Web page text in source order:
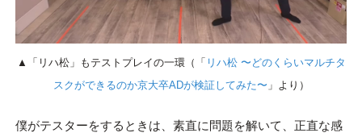
▲「リハ松」もテストプレイの一環（「 リハ松 〜どのくらいマルチタ
スクができるのか京大卒ADが検証してみた〜 」より）
僕がテスターをするときは、素直に問題を解いて、正直な感